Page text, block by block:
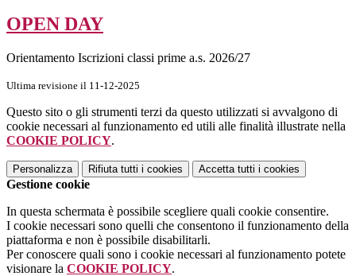
OPEN DAY
Orientamento Iscrizioni classi prime a.s. 2026/27
Ultima revisione il 11-12-2025
Questo sito o gli strumenti terzi da questo utilizzati si avvalgono di
cookie necessari al funzionamento ed utili alle finalità illustrate nella
COOKIE POLICY.
Personalizza Rifiuta tutti i cookies Accetta tutti i cookies
Gestione cookie
In questa schermata è possibile scegliere quali cookie consentire.
I cookie necessari sono quelli che consentono il funzionamento della
piattaforma e non è possibile disabilitarli.
Per conoscere quali sono i cookie necessari al funzionamento potete
visionare la COOKIE POLICY.